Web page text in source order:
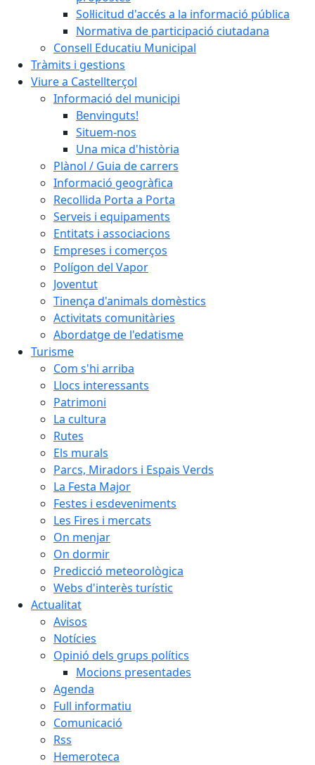
Sol·licitud d'accés a la informació pública
Normativa de participació ciutadana
Consell Educatiu Municipal
Tràmits i gestions
Viure a Castellterçol
Informació del municipi
Benvinguts!
Situem-nos
Una mica d'història
Plànol / Guia de carrers
Informació geogràfica
Recollida Porta a Porta
Serveis i equipaments
Entitats i associacions
Empreses i comerços
Polígon del Vapor
Joventut
Tinença d'animals domèstics
Activitats comunitàries
Abordatge de l'edatisme
Turisme
Com s'hi arriba
Llocs interessants
Patrimoni
La cultura
Rutes
Els murals
Parcs, Miradors i Espais Verds
La Festa Major
Festes i esdeveniments
Les Fires i mercats
On menjar
On dormir
Predicció meteorològica
Webs d'interès turístic
Actualitat
Avisos
Notícies
Opinió dels grups polítics
Mocions presentades
Agenda
Full informatiu
Comunicació
Rss
Hemeroteca